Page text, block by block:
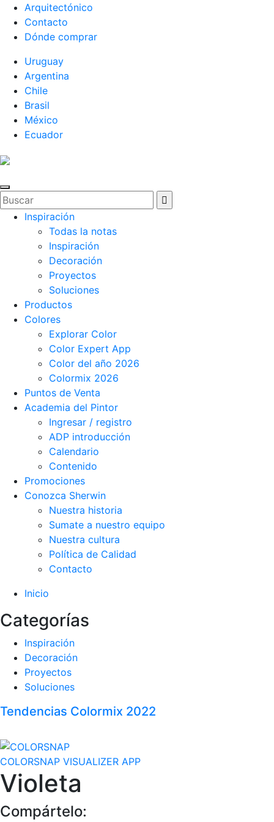
Arquitectónico
Contacto
Dónde comprar
Uruguay
Argentina
Chile
Brasil
México
Ecuador
Inspiración
Todas la notas
Inspiración
Decoración
Proyectos
Soluciones
Productos
Colores
Explorar Color
Color Expert App
Color del año 2026
Colormix 2026
Puntos de Venta
Academia del Pintor
Ingresar / registro
ADP introducción
Calendario
Contenido
Promociones
Conozca Sherwin
Nuestra historia
Sumate a nuestro equipo
Nuestra cultura
Política de Calidad
Contacto
Inicio
Categorías
Inspiración
Decoración
Proyectos
Soluciones
Tendencias Colormix 2022
COLORSNAP VISUALIZER APP
Violeta
Compártelo: